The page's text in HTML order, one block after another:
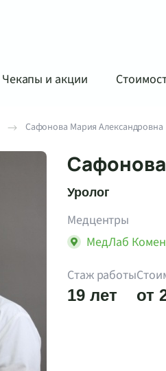
Чекапы и акции
Сафонова Мария Александровна
Уролог
Медцентры
МедЛаб
Стаж работы
19 лет от